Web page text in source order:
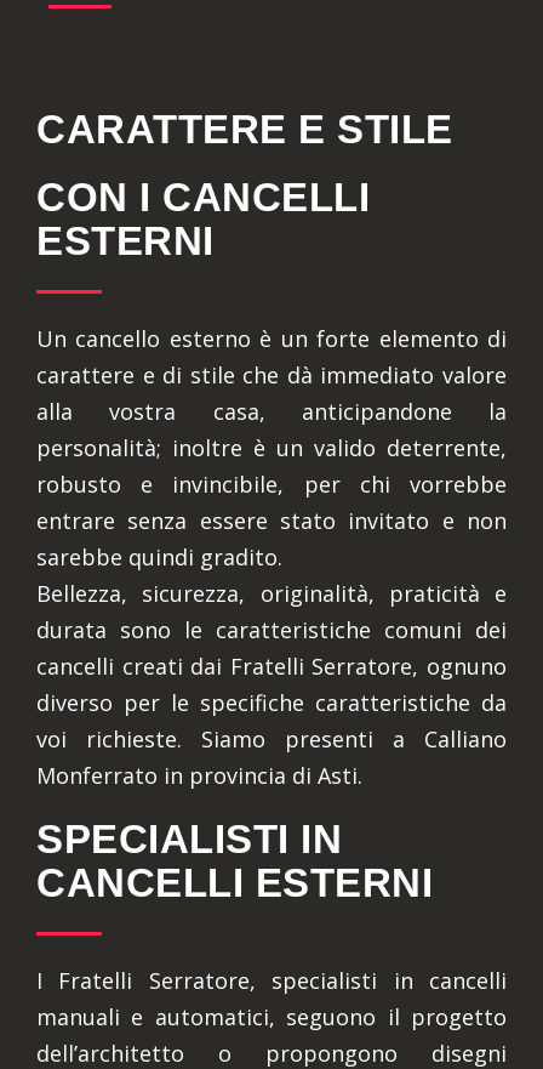
CARATTERE E STILE
CON I CANCELLI
ESTERNI
Un cancello esterno è un forte elemento di
carattere e di stile che dà immediato valore
alla vostra casa, anticipandone la
personalità; inoltre è un valido deterrente,
robusto e invincibile, per chi vorrebbe
entrare senza essere stato invitato e non
sarebbe quindi gradito.
Bellezza, sicurezza, originalità, praticità e
durata sono le caratteristiche comuni dei
cancelli creati dai Fratelli Serratore, ognuno
diverso per le specifiche caratteristiche da
voi richieste. Siamo presenti a Calliano
Monferrato in provincia di Asti.
SPECIALISTI IN
CANCELLI ESTERNI
I Fratelli Serratore, specialisti in cancelli
manuali e automatici, seguono il progetto
dell’architetto o propongono disegni